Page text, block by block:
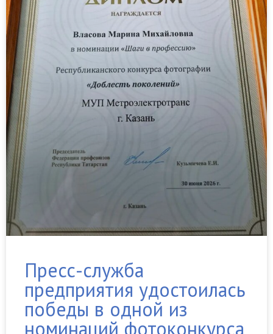
Пресс-служба
предприятия удостоилась
победы в одной из
номинаций фотоконкурса